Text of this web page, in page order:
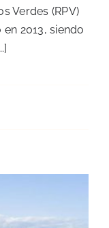
Verdes (RPV)
2013, siendo